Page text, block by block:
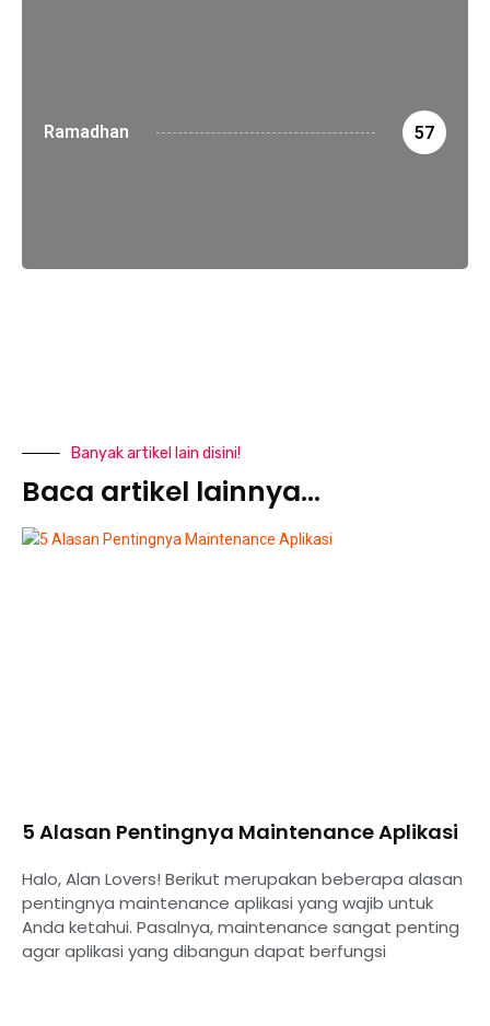
Ramadhan 57
Banyak artikel lain disini!
Baca artikel lainnya...
5 Alasan Pentingnya Maintenance Aplikasi
Halo, Alan Lovers! Berikut merupakan beberapa alasan
pentingnya maintenance aplikasi yang wajib untuk
Anda ketahui. Pasalnya, maintenance sangat penting
agar aplikasi yang dibangun dapat berfungsi